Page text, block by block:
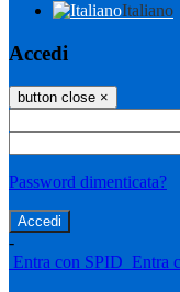
Italiano
Accedi
button close ×
Password dimenticata?
-
Entra con SPID Entra